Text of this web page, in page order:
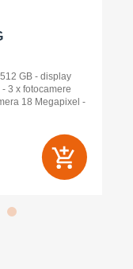
GB - display
3 x fotocamere
18 Megapixel -